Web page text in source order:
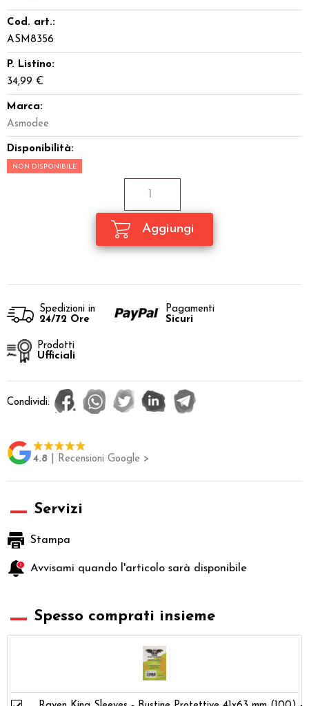
Cod. art.:
ASM8356
P. Listino:
34,99 €
Marca:
Asmodee
Disponibilità:
NON DISPONIBILE
Spedizioni in
24/72 Ore
Pagamenti
Sicuri
Prodotti
Ufficiali
Condividi:
4.8 | Recensioni Google >
Servizi
Stampa
Avvisami quando l'articolo sarà disponibile
Spesso comprati insieme